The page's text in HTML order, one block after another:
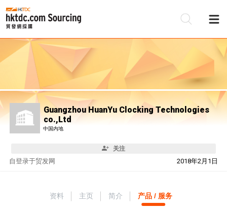
Guangzhou HuanYu Clocking Technologies
co.,Ltd
中国内地
关注
自 2018年2月1日
登录于贸发网
资料 主页 简介 产品 / 服务